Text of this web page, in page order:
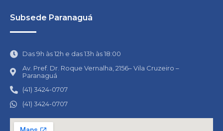
Subsede Paranaguá
Das 9h às 12h e das 13h às 18:00
Av. Pref. Dr. Roque Vernalha, 2156– Vila Cruzeiro –
Paranaguá
(41) 3424-0707
(41) 3424-0707